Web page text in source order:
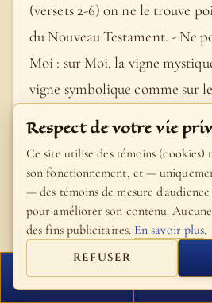
(versets 2-6) on ne le trouve
du Nouveau Testament. - Ne
Moi : sur Moi, la vigne
vigne symbolique comme sur
y a des sarments de deux
des traitements très divers. En
sarment qui ne porte pas de
paraît impossible à première
attaché à N. S. Jésus-Christ
stérile ? Oui, car il s’agit de
liberté, de raison, et jouissant
indépendance. - Il le
FERMER
Respect de votre vie
Ce site utilise des témoins (cookies)
son fonctionnement, et —
— des témoins de mesure
pour améliorer son contenu.
des fins publicitaires. En savoir plus.
REFUSER